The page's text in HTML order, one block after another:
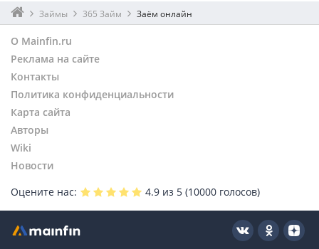
На Киви
Наличными
На карту
Без поручителей
Без отказа
По паспорту
Лайм-займ
Турбозайм
Онзаем
Займер
Веб-займ
До зарплаты
Kviku
Монеткин
Займы 365 Займ Заём онлайн
О Mainfin.ru
Реклама на сайте
Контакты
Политика конфиденциальности
Карта сайта
Авторы
Wiki
Новости
Оцените нас:
4.9 из 5 (10000 голосов)